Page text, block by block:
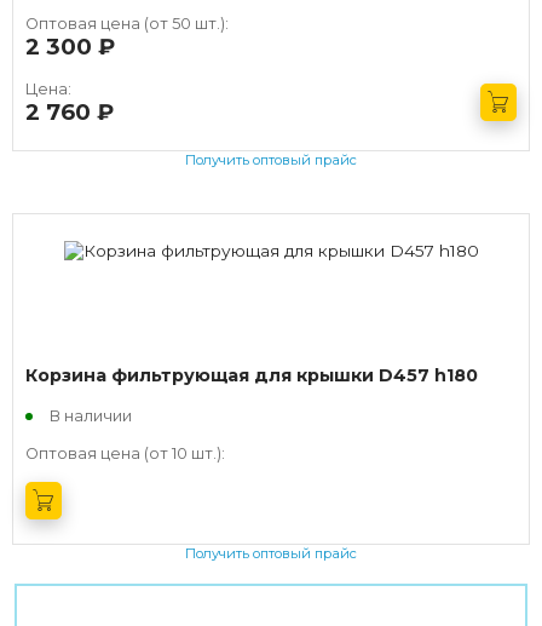
Оптовая цена (от 50 шт.):
2 300
Цена:
2 760
Получить оптовый прайс
Корзина фильтрующая для крышки D457 h180
В наличии
Оптовая цена (от 10 шт.):
Получить оптовый прайс